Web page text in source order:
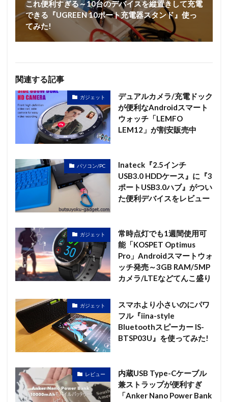
これ便利すぎる～10台のデバイスを縦置きして充電
できる『UGREEN 10ポート充電器スタンド』使っ
てみた!
関連する記事
ガジェット
デュアルカメラ/充電ドック
が便利なAndroidスマート
ウォッチ「LEMFO
LEM12」が割安販売中
パソコン/PC
Inateck『2.5インチ
USB3.0 HDDケース』に『3
ポートUSB3.0ハブ』がつい
た便利デバイスをレビュー
ガジェット
常時点灯でも1週間使用可
能「KOSPET Optimus
Pro」Androidスマートウォ
ッチ発売～3GB RAM/5MP
カメラ/LTEなどてんこ盛り
ガジェット
スマホより小さいのにパワ
フル『iina-style
Bluetoothスピーカー IS-
BTSP03U』を使ってみた!
レビュー
内蔵USB Type-Cケーブル
兼ストラップが便利すぎ
「Anker Nano Power Bank